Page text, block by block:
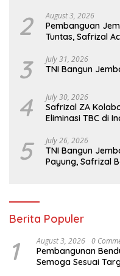
2 August 3, 2026
Pembanguan
Tuntas, Safrizal
3 July 31, 2026
TNI Bangun
4 July 30, 2026
Safrizal ZA
Eliminasi TBC di
5 July 26, 2026
TNI Bangun
Payung, Safrizal
Berita Populer
1 August 3, 2026 0
Pembangunan
Semoga Sesuai